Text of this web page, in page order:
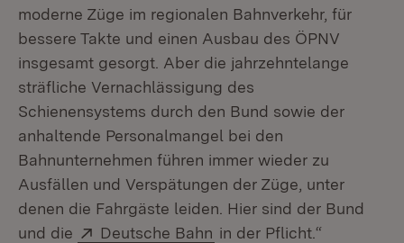
moderne Züge im regionalen Bahnverkehr, für
bessere Takte und einen Ausbau des ÖPNV
insgesamt gesorgt. Aber die jahrzehntelange
sträfliche Vernachlässigung des
Schienensystems durch den Bund sowie der
anhaltende Personalmangel bei den
Bahnunternehmen führen immer wieder zu
Ausfällen und Verspätungen der Züge, unter
denen die Fahrgäste leiden. Hier sind der Bund
und die
Extern:
Deutsche Bahn (Öffnet in neuem Fenster)
in der Pflicht.“